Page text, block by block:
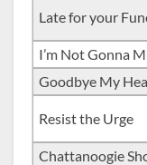
Late for your
I’m Not Gonna
Goodbye My
Resist the Urge
Chattanoogie